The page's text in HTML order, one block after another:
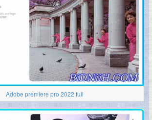
Adobe premiere pro 2022 full